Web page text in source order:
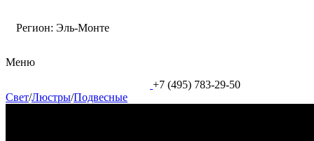
Регион: Эль-Монте
Меню
+7 (495) 783-29-50
Свет/Люстры/Подвесные